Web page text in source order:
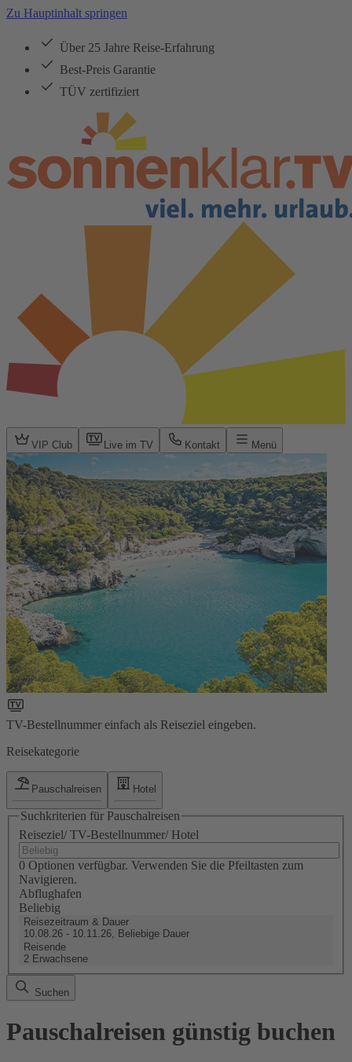
Zu Hauptinhalt springen
Über 25 Jahre Reise-Erfahrung
Best-Preis Garantie
TÜV zertifiziert
VIP Club Live im TV Kontakt Menü
TV-Bestellnummer einfach als Reiseziel eingeben.
Reisekategorie
Pauschalreisen Hotel
Suchkriterien für Pauschalreisen
Reiseziel/ TV-Bestellnummer/ Hotel
0 Optionen verfügbar. Verwenden Sie die Pfeiltasten zum
Navigieren.
Abflughafen
Beliebig
Reisezeitraum & Dauer
10.08.26 - 10.11.26, Beliebige Dauer
Reisende
2 Erwachsene
Suchen
Pauschalreisen günstig buchen